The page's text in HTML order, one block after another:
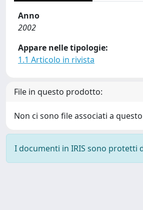
Anno
2002
Appare nelle tipologie:
1.1 Articolo in rivista
File in questo prodotto:
Non ci sono file associati a
I documenti in IRIS sono protetti